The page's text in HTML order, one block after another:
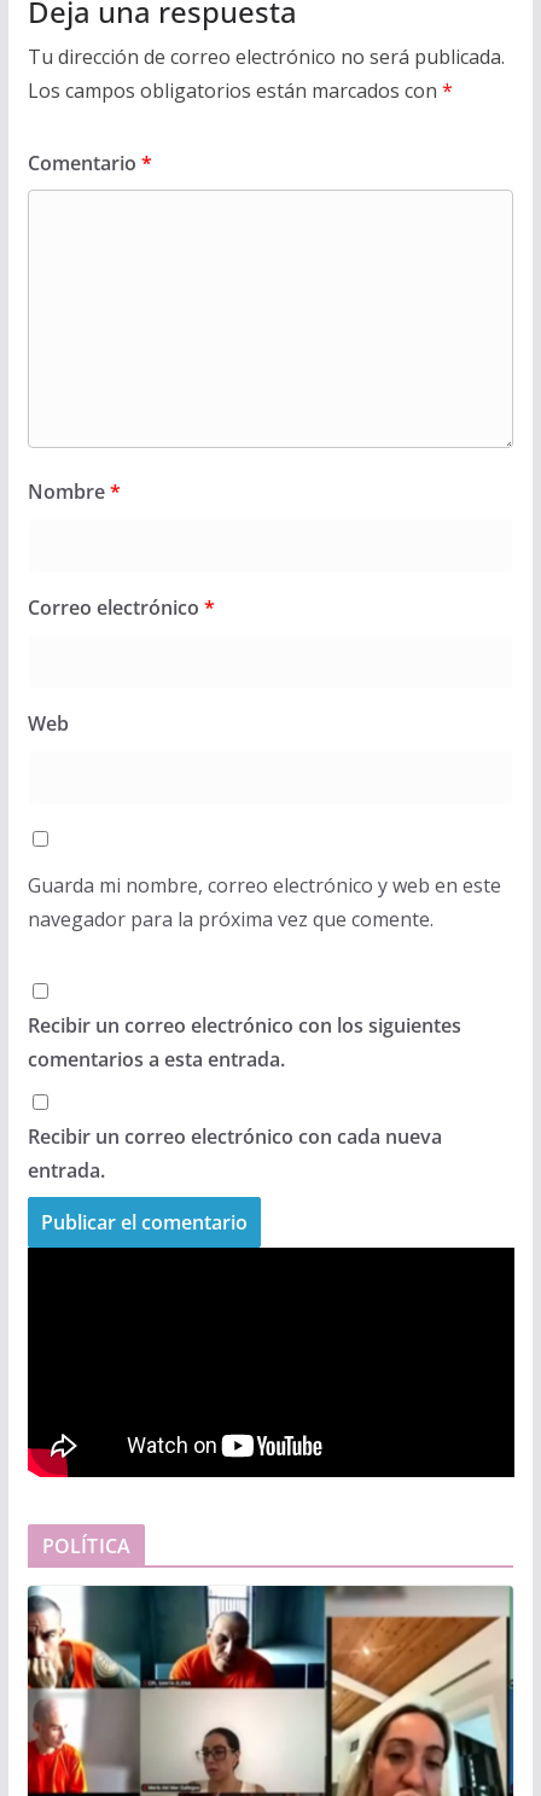
Deja una respuesta
Tu dirección de correo electrónico no será publicada.
Los campos obligatorios están marcados con *
Comentario *
Nombre*
Correo electrónico *
Web
Guarda mi nombre, correo electrónico y web en este
navegador para la próxima vez que comente.
Recibir un correo electrónico con los siguientes
comentarios a esta entrada.
Recibir un correo electrónico con cada nueva
entrada.
POLÍTICA